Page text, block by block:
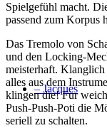
– Jacques
Spielgefühl macht.
passend zum Korpus
Das Tremolo von
und den Locking-
meisterhaft.
alles aus dem
klingen die! Für
Push-Push-Poti die
seriell zu schalten.